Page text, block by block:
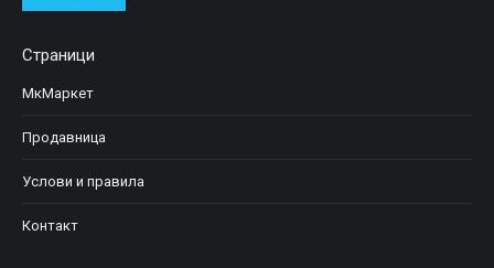
Страници
МкМаркет
Продавница
Услови и правила
Контакт